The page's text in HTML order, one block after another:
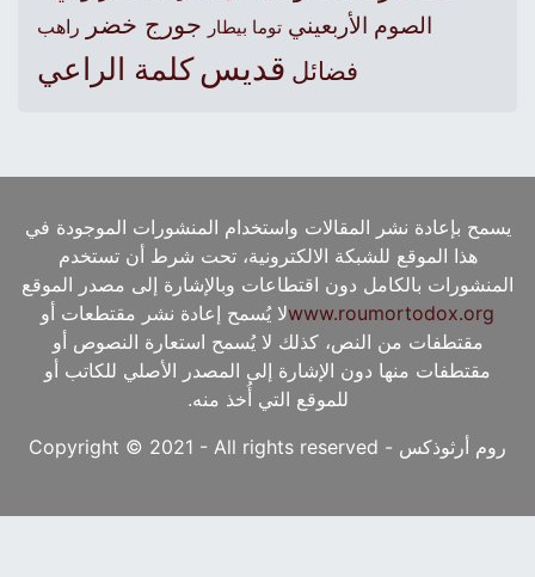
الصوم الأربعيني توما بيطار جورج خضر راهب
فضائل قديس كلمة الراعي
يسمح بإعادة نشر المقالات واستخدام المنشورات الموجودة في
هذا الموقع للشبكة الالكترونية، تحت شرط أن تستخدم
المنشورات بالكامل دون اقتطاعات وبالإشارة إلى مصدر الموقع
www.roumortodox.orgلا يُسمح إعادة نشر مقتطعات أو
مقتطفات من النص، كذلك لا يُسمح استعارة النصوص أو
مقتطفات منها دون الإشارة إلى المصدر الأصلي للكاتب أو
للموقع التي أُخذ منه.
روم أرثوذكس - Copyright © 2021 - All rights reserved